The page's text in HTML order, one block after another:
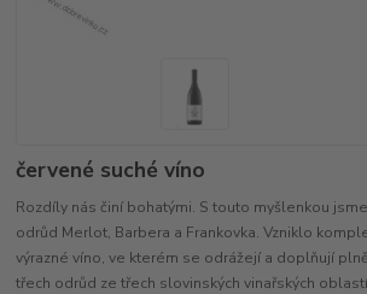
červené suché víno
Rozdíly nás činí bohatými. S touto myšlenkou
odrůd Merlot, Barbera a Frankovka. Vzniklo
výrazné víno, ve kterém se odrážejí a doplňují
třech odrůd ze třech slovinských vinařských